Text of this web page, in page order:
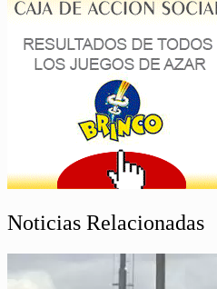
Noticias Relacionadas